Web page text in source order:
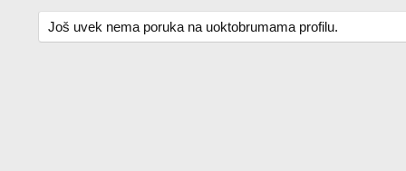
Još uvek nema poruka na uoktobrumama profilu.